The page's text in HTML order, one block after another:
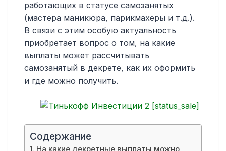
работающих в статусе самозанятых
(мастера маникюра, парикмахеры и т.д.).
В связи с этим особую актуальность
приобретает вопрос о том, на какие
выплаты может рассчитывать
самозанятый в декрете, как их оформить
и где можно получить.
Содержание